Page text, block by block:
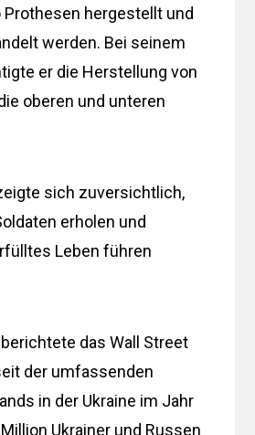
Prothesen hergestellt und
werden. Bei seinem
er die Herstellung von
oberen und unteren
sich zuversichtlich,
erholen und
Leben führen
das Wall Street
der umfassenden
in der Ukraine im Jahr
Ukrainer und Russen